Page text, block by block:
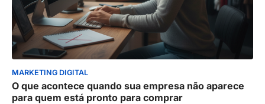
MARKETING DIGITAL
O que acontece quando sua empresa não aparece
para quem está pronto para comprar